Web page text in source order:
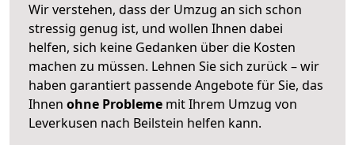
Wir verstehen, dass der Umzug an sich schon
stressig genug ist, und wollen Ihnen dabei
helfen, sich keine Gedanken über die Kosten
machen zu müssen. Lehnen Sie sich zurück – wir
haben garantiert passende Angebote für Sie, das
Ihnen ohne Probleme mit Ihrem Umzug von
Leverkusen nach Beilstein helfen kann.